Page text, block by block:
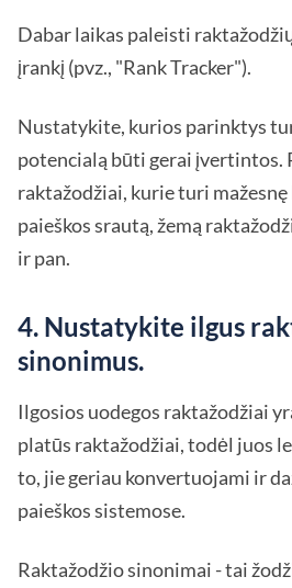
Dabar laikas paleisti
įrankį (pvz., "Rank Tracker").
Nustatykite, kurios parinktys
potencialą būti gerai įvertintos.
raktažodžiai, kurie turi
paieškos srautą, žemą
ir pan.
4. Nustatykite ilgus
sinonimus.
Ilgosios uodegos raktažodžiai
platūs raktažodžiai, todėl juos
to, jie geriau konvertuojami ir
paieškos sistemose.
Raktažodžio sinonimai - tai